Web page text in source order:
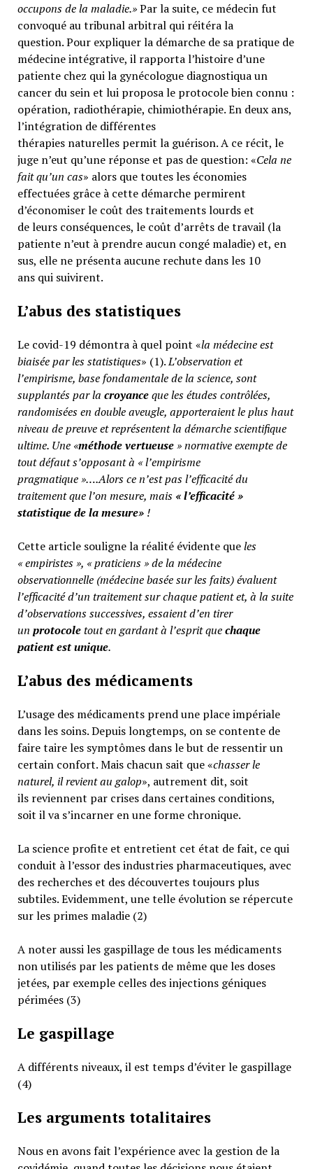
occupons de la maladie.»Par la suite, ce médecin fut
convoqué au tribunal arbitral qui réitéra la
question. Pour expliquer la démarche de sa pratique de
médecine intégrative, il rapporta l’histoire d’une
patiente chez qui la gynécologue diagnostiqua un
cancer du sein et lui proposa le protocole bien connu :
opération, radiothérapie, chimiothérapie. En deux ans,
l’intégration de différentes
thérapies naturelles permit la guérison. A ce récit, le
juge n’eut qu’une réponse et pas de question: «Cela ne
fait qu’un cas» alors que toutes les économies
effectuées grâce à cette démarche permirent
d’économiser le coût des traitements lourds et
de leurs conséquences, le coût d’arrêts de travail (la
patiente n’eut à prendre aucun congé maladie) et, en
sus, elle ne présenta aucune rechute dans les 10
ans qui suivirent.
L’abus des statistiques
Le covid-19 démontra à quel point «la médecine est
biaisée par les statistiques» (1).L’observation et
l’empirisme, base fondamentale de la science, sont
supplantés par la croyanceque les études contrôlées,
randomisées en double aveugle, apporteraient le plus haut
niveau de preuve et représentent la démarche scientifique
ultime. Une «méthode vertueuse» normative exempte de
tout défaut s’opposant à « l’empirisme
pragmatique »….Alors ce n’est pas l’efficacité du
traitement que l’on mesure, mais «l’efficacité »
statistique de la mesure» !
Cette article souligne la réalité évidente queles
« empiristes », « praticiens » de la médecine
observationnelle (médecine basée sur les faits) évaluent
l’efficacité d’un traitement sur chaque patient et, à la suite
d’observations successives, essaient d’en tirer
un protocoletout en gardant à l’esprit quechaque
patient est unique.
L’abus des médicaments
L’usage des médicaments prend une place impériale
dans les soins. Depuis longtemps, on se contente de
faire taire les symptômes dans le but de ressentir un
certain confort. Mais chacun sait que «chasser le
naturel, il revient au galop», autrement dit, soit
ils reviennent par crises dans certaines conditions,
soit il va s’incarner en une forme chronique.
La science profite et entretient cet état de fait, ce qui
conduit à l’essor des industries pharmaceutiques, avec
des recherches et des découvertes toujours plus
subtiles. Evidemment, une telle évolution se répercute
sur les primes maladie (2)
A noter aussi les gaspillage de tous les médicaments
non utilisés par les patients de même que les doses
jetées, par exemple celles des injections géniques
périmées (3)
Le gaspillage
A différents niveaux, il est temps d’éviter le gaspillage
(4)
Les arguments totalitaires
Nous en avons fait l’expérience avec la gestion de la